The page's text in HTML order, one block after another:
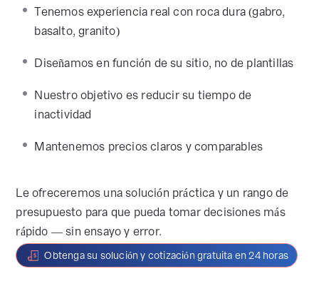
Tenemos experiencia real con roca dura (gabro,
basalto, granito)
Diseñamos en función de su sitio, no de plantillas
Nuestro objetivo es reducir su tiempo de
inactividad
Mantenemos precios claros y comparables
Le ofreceremos una solución práctica y un rango de
presupuesto para que pueda tomar decisiones más
rápido — sin ensayo y error.
Obtenga su solución y cotización gratuita en 24 horas